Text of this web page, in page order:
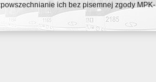
ich bez pisemnej zgody MPK-